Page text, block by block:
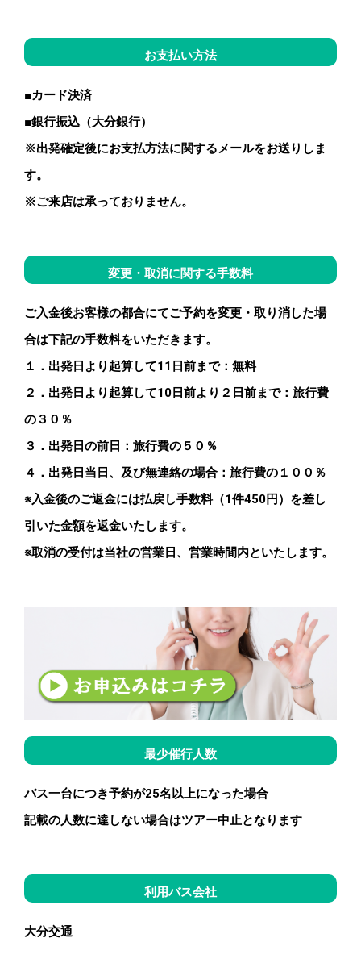
お支払い方法
■カード決済
■銀行振込（大分銀行）
※出発確定後にお支払方法に関するメールをお送りしま
す。
※ご来店は承っておりません。
変更・取消に関する手数料
ご入金後お客様の都合にてご予約を変更・取り消した場
合は下記の手数料をいただきます。
１．出発日より起算して11 日前まで：無料
２．出発日より起算して10 日前より２日前まで：旅行費
の３０％
３．出発日の前日：旅行費の５０％
４．出発日当日、及び無連絡の場合：旅行費の１００％
※入金後のご返金には払戻し手数料（1件450円）を差し
引いた金額を返金いたします。
※取消の受付は当社の営業日、営業時間内といたします。
最少催行人数
バス一台につき予約が25名以上になった場合
記載の人数に達しない場合はツアー中止となります
利用バス会社
大分交通